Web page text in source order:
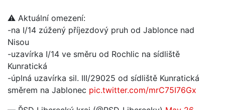
⚠️ Aktuální omezení:
-na I/14 zúžený příjezdový pruh od Jablonce nad
Nisou
-uzavírka I/14 ve směru od Rochlic na sídliště
Kunratická
-úplná uzavírka sil. III/29025 od sídliště Kunratická
směrem na Jablonec pic.twitter.com/mrC75I76Gx